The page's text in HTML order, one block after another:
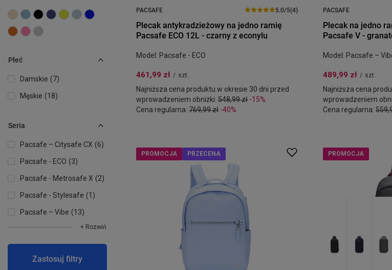
Płeć
Damskie 7
Męskie 18
Seria
Pacsafe – Citysafe CX 6
Pacsafe - ECO 3
Pacsafe - Metrosafe X 2
Pacsafe - Stylesafe 1
Pacsafe – Vibe 13
+ Rozwiń
Zastosuj filtry
PACSAFE 5.0/5(4)
Plecak antykradzieżowy na jedno ramię
Pacsafe ECO 12L - czarny z econylu
Model: Pacsafe - ECO
461,99 zł / szt.
Najniższa cena produktu w okresie 30 dni przed
wprowadzeniem obniżki: 548,99 zł -15%
Cena regularna: 769,99 zł -40%
PACSAFE
Plecak na jedno
Pacsafe V -
Model: Pacsafe –
489,99 zł / szt.
Najniższa cena
wprowadzeniem
Cena regularna:
PROMOCJA PRZECENA PROMOCJA